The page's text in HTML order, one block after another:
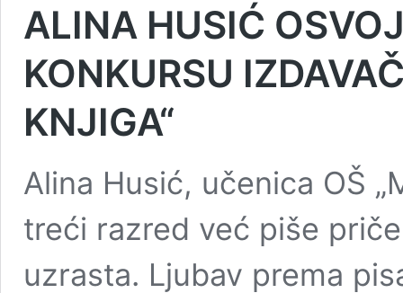
ALINA HUSIĆ
KONKURSU
KNJIGA“
Alina Husić, učenica OŠ
treći razred već piše
uzrasta. Ljubav prema